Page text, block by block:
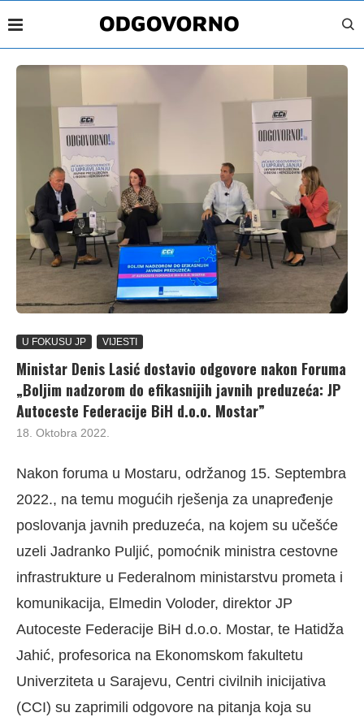
U FOKUSU JP VIJESTI
Ministar Denis Lasić dostavio odgovore nakon Foruma
„Boljim nadzorom do efikasnijih javnih preduzeća: JP
Autoceste Federacije BiH d.o.o. Mostar”
18. Oktobra 2022.
Nakon foruma u Mostaru, održanog 15. Septembra
2022., na temu mogućih rješenja za unapređenje
poslovanja javnih preduzeća, na kojem su učešće
uzeli Jadranko Puljić, pomoćnik ministra cestovne
infrastrukture u Federalnom ministarstvu prometa i
komunikacija, Elmedin Voloder, direktor JP
Autoceste Federacije BiH d.o.o. Mostar, te Hatidža
Jahić, profesorica na Ekonomskom fakultetu
Univerziteta u Sarajevu, Centri civilnih inicijativa
(CCI) su zaprimili odgovore na pitanja koja su